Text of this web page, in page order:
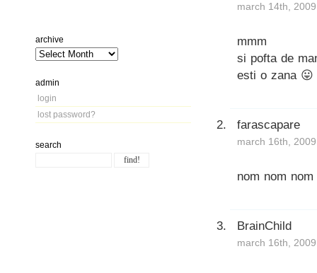
archive
admin
login
lost password?
search
march 14th,
mmm
si pofta de
esti o zana 😛
farascapare
march 16th,
nom nom
BrainChild
march 16th,